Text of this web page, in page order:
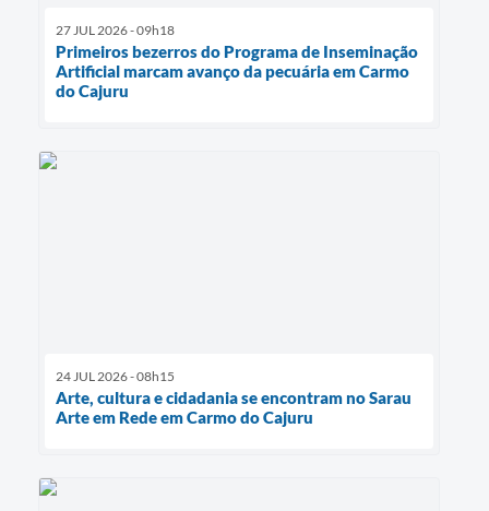
27 JUL 2026 - 09h18
Primeiros bezerros do Programa de Inseminação
Artificial marcam avanço da pecuária em Carmo
do Cajuru
24 JUL 2026 - 08h15
Arte, cultura e cidadania se encontram no Sarau
Arte em Rede em Carmo do Cajuru